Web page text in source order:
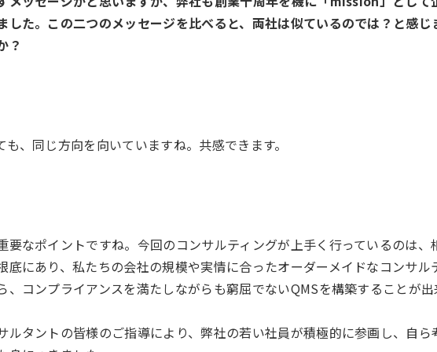
した。この二つのメッセージを比べると、両社は似ているのでは？と感じ
？
、同じ方向を向いていますね。共感できます。
要なポイントですね。今回のコンサルティングが上手く行っているのは、
底にあり、私たちの会社の規模や実情に合ったオーダーメイドなコンサル
、コンプライアンスを満たしながらも窮屈でないQMSを構築することが出
ルタントの皆様のご指導により、弊社の若い社員が積極的に参画し、自ら